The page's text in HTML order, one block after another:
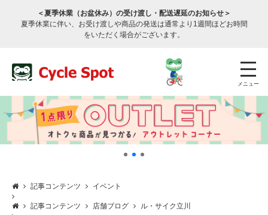
＜夏季休業（お盆休み）の受け渡し・配送遅延のお知らせ＞
夏季休業に伴い、お受け渡しや商品の発送は通常より1週間ほどお時間
をいただく場合がございます。
メニュー
店舗検索 公式通販
記事コンテンツ イベント
記事コンテンツ 店舗ブログ ル・サイク立川